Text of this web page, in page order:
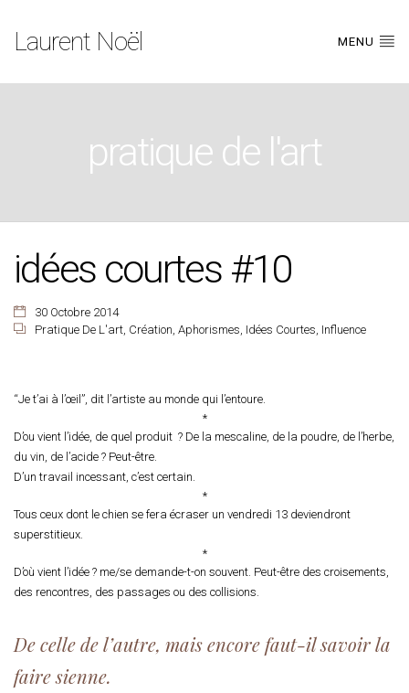
Laurent Noël MENU
pratique de l'art
idées courtes #10
30 Octobre 2014
Pratique De L'art, Création Aphorismes Idées Courtes Influence
“Je t’ai à l’œil”, dit l’artiste au monde qui l’entoure.
*
D’ou vient l’idée, de quel produit ? De la mescaline, de la poudre, de l’herbe,
du vin, de l’acide ? Peut-être.
D’un travail incessant, c’est certain.
*
Tous ceux dont le chien se fera écraser un vendredi 13 deviendront
superstitieux.
*
D’où vient l’idée ? me/se demande-t-on souvent. Peut-être des croisements,
des rencontres, des passages ou des collisions.
De celle de l’autre, mais encore faut-il savoir la
faire sienne.